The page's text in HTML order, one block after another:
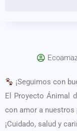
¡Seguimos con
El Proyecto Ánimal
con amor a nuestros
¡Cuidado, salud y